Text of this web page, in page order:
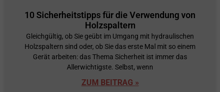
10 Sicherheitstipps für die Verwendung von
Holzspaltern
Gleichgültig, ob Sie geübt im Umgang mit hydraulischen
Holzspaltern sind oder, ob Sie das erste Mal mit so einem
Gerät arbeiten: das Thema Sicherheit ist immer das
Allerwichtigste. Selbst, wenn
ZUM BEITRAG »